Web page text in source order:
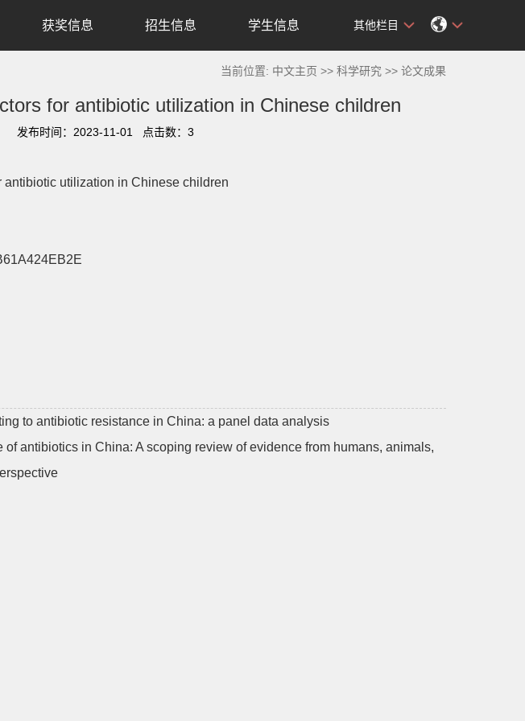
获奖信息 招生信息 学生信息 其他栏目
当前位置: 中文主页 >>科学研究 >>论文成果
for antibiotic utilization in Chinese children
发布时间：2023-11-01 点击数：3
antibiotic utilization in Chinese children
to antibiotic resistance in China: a panel data analysis
of antibiotics in China: A scoping review of evidence from humans, animals,